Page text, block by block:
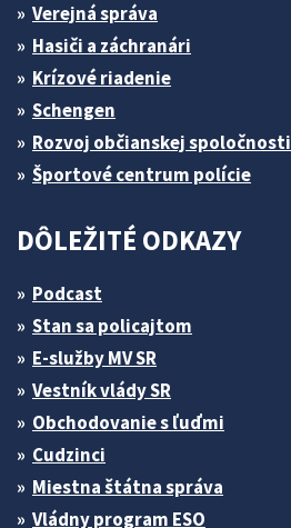
Verejná správa
Hasiči a záchranári
Krízové riadenie
Schengen
Rozvoj občianskej spoločnosti
Športové centrum polície
DÔLEŽITÉ ODKAZY
Podcast
Stan sa policajtom
E-služby MV SR
Vestník vlády SR
Obchodovanie s ľuďmi
Cudzinci
Miestna štátna správa
Vládny program ESO